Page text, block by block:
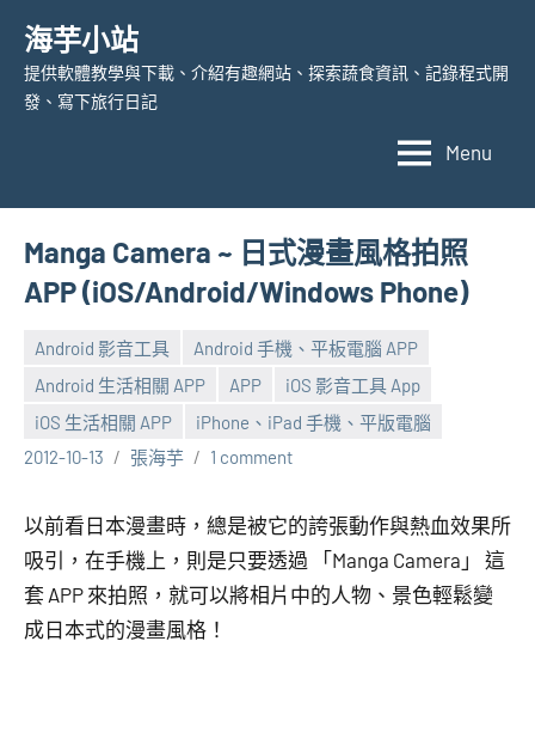
content
海芋小站
提供軟體教學與下載、介紹有趣網站、探索蔬食資訊、記錄程式開
發、寫下旅行日記
Menu
Manga Camera ~ 日式漫畫風格拍照
APP (iOS/Android/Windows Phone)
Android 影音工具
Android 手機、平板電腦 APP
Android 生活相關 APP
APP
iOS 影音工具 App
iOS 生活相關 APP
iPhone、iPad 手機、平版電腦
2012-10-13
張海芋 1 comment
以前看日本漫畫時，總是被它的誇張動作與熱血效果所
吸引，在手機上，則是只要透過 「Manga Camera」 這
套 APP 來拍照，就可以將相片中的人物、景色輕鬆變
成日本式的漫畫風格！